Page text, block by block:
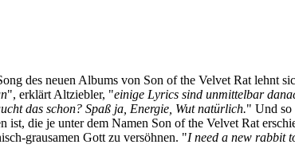
des neuen Albums von Son of the Velvet Rat lehnt
", erklärt Altziebler, "einige Lyrics sind unmittelbar
das schon? Spaß ja, Energie, Wut natürlich." Und so
ist, die je unter dem Namen Son of the Velvet Rat
grausamen Gott zu versöhnen. "I need a new rabbit